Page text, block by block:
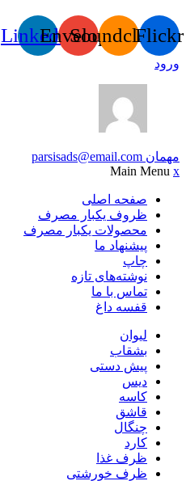
Flickr
Soundcloud
Envelope
Linkedin
ورود
مهمان parsisads@email.com
Main Menu x
صفحه اصلی
ظروف یکبار مصرف
محصولات یکبار مصرف
پیشنهاد ما
چاپ
نوشته‌های تازه
تماس با ما
قفسه داغ
لیوان
بشقاب
پیش دستی
دیس
کاسه
قاشق
چنگال
کارد
ظرف غذا
ظرف خورشتی